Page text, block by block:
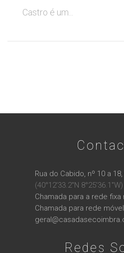
Castro é um...
Rua do Cabido, nº 10 a
(40°12'33.2"N 8°25'36.1"W)
Chamada para a rede fixa
Chamada para rede
Redes